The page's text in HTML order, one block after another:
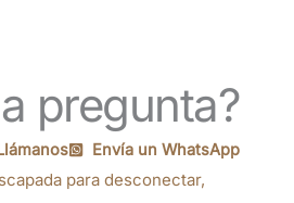
pregunta?
Envía un WhatsApp
para desconectar,